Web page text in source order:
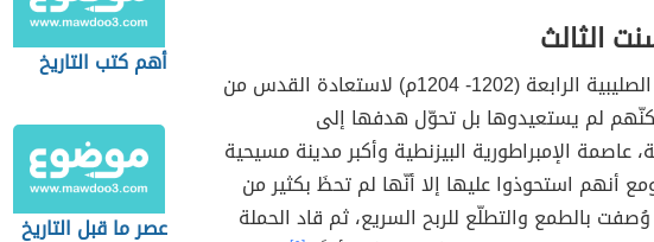
الثالث
كانت الحملة الصليبية الرابعة (1202- 1204م) لاستعادة القدس من
لم يستعيدوها بل تحوّل هدفها إلى
عاصمة الإمبراطورية البيزنطية وأكبر مدينة مسيحية
أنهم استحوذوا عليها إلا أنّها لم تحظَ بكثير من
بالطمع والتطلّع للربح السريع، ثم قاد الحملة
أهم كتب التاريخ
عصر ما قبل التاريخ